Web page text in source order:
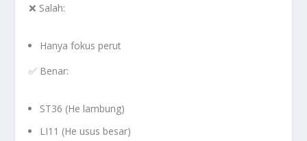
❌ Salah:
Hanya fokus perut
✅ Benar:
ST36 (He lambung)
LI11 (He usus besar)